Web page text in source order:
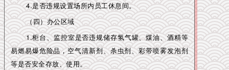
4.是否违规设置场所内员工休息间。
（四）办公区域
1.柜台、监控室是否违规储存氢气罐、煤油、酒精等
易燃易爆危险品，空气清新剂、杀虫剂、彩带喷雾发泡剂
等是否安全存放、使用。